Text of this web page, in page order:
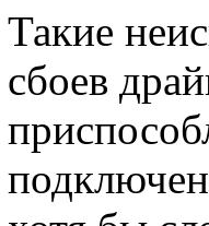
Такие
сбоев